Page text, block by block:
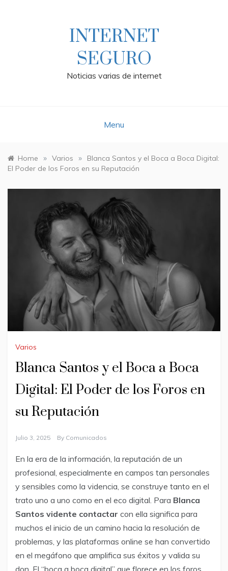
INTERNET
SEGURO
Noticias varias de internet
Menu
Home » Varios »
Blanca Santos y el Boca a Boca Digital:
El Poder de los Foros en su Reputación
Varios
Blanca Santos y el Boca a Boca
Digital: El Poder de los Foros en
su Reputación
Julio 3, 2025 By Comunicados
En la era de la información, la reputación de un
profesional, especialmente en campos tan personales
y sensibles como la videncia, se construye tanto en el
trato uno a uno como en el eco digital. Para Blanca
Santos vidente contactar con ella significa para
muchos el inicio de un camino hacia la resolución de
problemas, y las plataformas online se han convertido
en el megáfono que amplifica sus éxitos y valida su